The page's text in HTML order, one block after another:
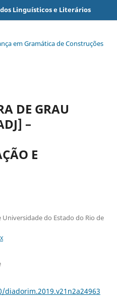
Linguísticos e Literários
em Gramática de Construções
DE GRAU
–
E
do Estado do Rio de